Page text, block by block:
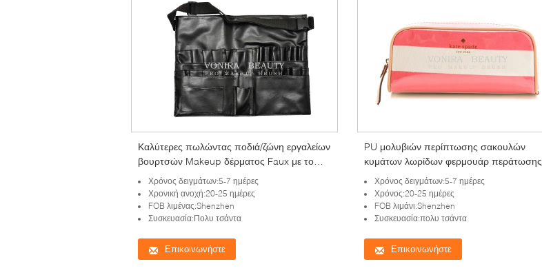
Καλύτερες πωλώντας ποδιά/ζώνη εργαλείων
βουρτσών Makeup δέρματος Faux με το
λουρί ελαφρύ
Χρόνος δειγμάτων:5-7 ημέρες
Χρονική ανοχή:20-25 ημέρες
FOB λιμένας:Shenzhen
Συσκευασία:Πολυ τσάντα
Επικοινωνήστε
PU μολυβιών περίπτωσης σακουλών
κυμάτων λωρίδων φερμουάρ περάτωσης
ταξιδιού καλλυντικός Makeup κάτοχος
χαρτικών μανδρών τσαντών χαριτωμένος
Χρόνος δειγμάτων:5-7 ημέρες
Χρόνος:20-25 ημέρες
FOB λιμάνι:Shenzhen
Συσκευασία:πολυ τσάντα
Επικοινωνήστε